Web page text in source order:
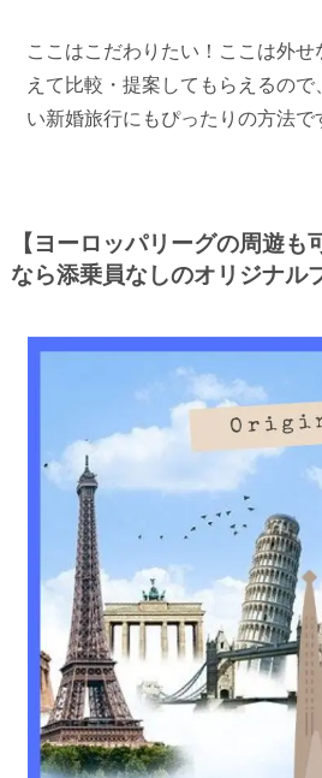
ここはこだわりたい！ここは外
えて比較・提案してもらえるの
い新婚旅行にもぴったりの方法で
【ヨーロッパリーグの周遊も
なら添乗員なしのオリジナル